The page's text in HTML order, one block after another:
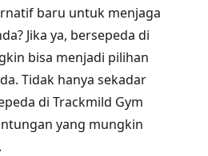
baru untuk menjaga
Jika ya, bersepeda di
bisa menjadi pilihan
Tidak hanya sekadar
di Trackmild Gym
yang mungkin